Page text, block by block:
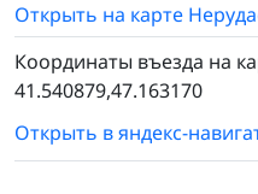
Открыть на карте
Координаты въезда на
41.540879,47.163170
Открыть в яндекс-